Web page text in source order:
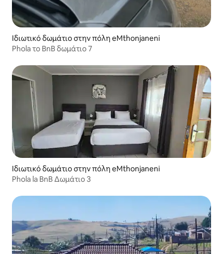
Ιδιωτικό δωμάτιο στην πόλη eMthonjaneni
Phola το BnB δωμάτιο 7
Ιδιωτικό δωμάτιο στην πόλη eMthonjaneni
Phola la BnB Δωμάτιο 3